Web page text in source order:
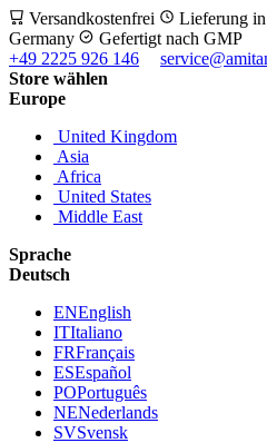
Versandkostenfrei Lieferung
Germany
Gefertigt nach GMP
+49 2225 926 146
Store wählen
Europe
United Kingdom
Asia
Africa
United States
Middle East
Sprache
Deutsch
ENEnglish
ITItaliano
FRFrançais
ESEspañol
POPortuguês
NENederlands
SVSvensk